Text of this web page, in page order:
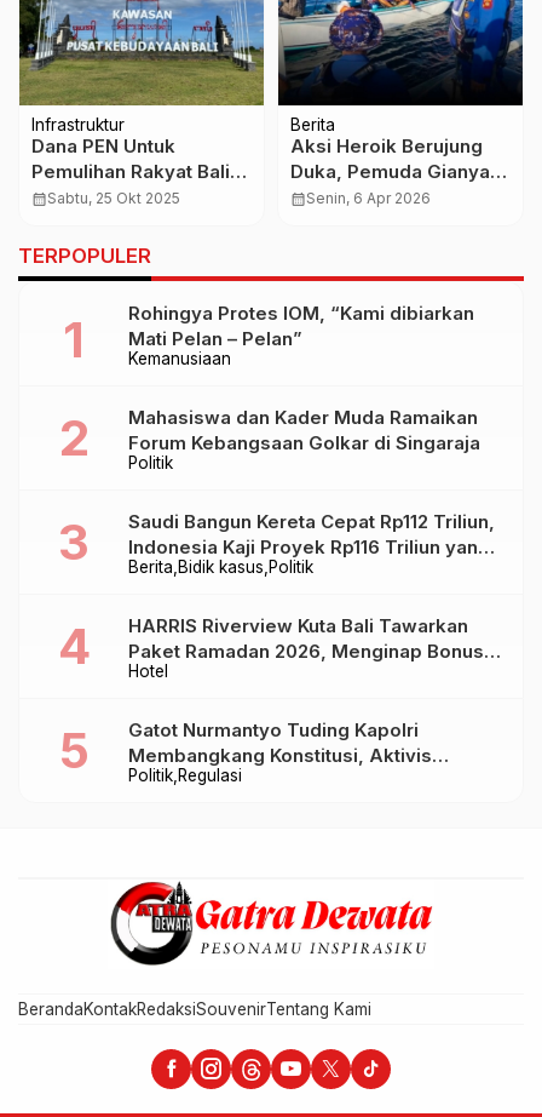
Infrastruktur
Dana PEN Untuk
Pemulihan Rakyat Bali,
Malah Buat Proyek PKB
Hamparan Kosong
calendar_monthSabtu, 25 Okt 2025
Berita
Aksi Heroik Berujung
Duka, Pemuda Gianyar
Hilang Terseret Arus di
calendar_monthSenin, 6 Apr 2026
TERPOPULER
Kemanusiaan
Rohingya Protes IOM, “Kami dibiarkan
Mati Pelan – Pelan”
Politik
Mahasiswa dan Kader Muda Ramaikan
Forum Kebangsaan Golkar di Singaraja
Berita Bidik kasus Politik
Saudi Bangun Kereta Cepat Rp112 Triliun,
Indonesia Kaji Proyek Rp116 Triliun yang
Baru Sampai Bandung
Hotel
HARRIS Riverview Kuta Bali Tawarkan
Paket Ramadan 2026, Menginap Bonus
Takjil hingga Bukber Mulai Rp88.888
Politik Regulasi
Gatot Nurmantyo Tuding Kapolri
Membangkang Konstitusi, Aktivis
Tegaskan Polri Tak Punya Sejarah
BerandaKontakRedaksiSouvenirTentang Kami